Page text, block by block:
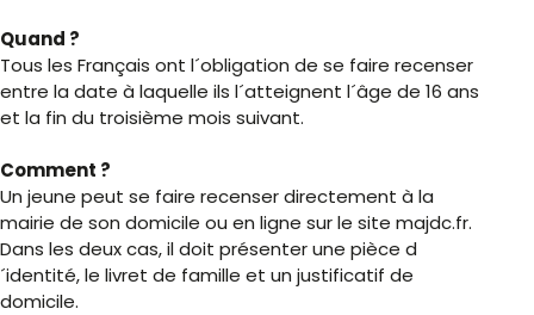
Quand ?
Tous les Français ont l´obligation de se faire recenser
entre la date à laquelle ils l´atteignent l´âge de 16 ans
et la fin du troisième mois suivant.
Comment ?
Un jeune peut se faire recenser directement à la
mairie de son domicile ou en ligne sur le site majdc.fr.
Dans les deux cas, il doit présenter une pièce d
´identité, le livret de famille et un justificatif de
domicile.